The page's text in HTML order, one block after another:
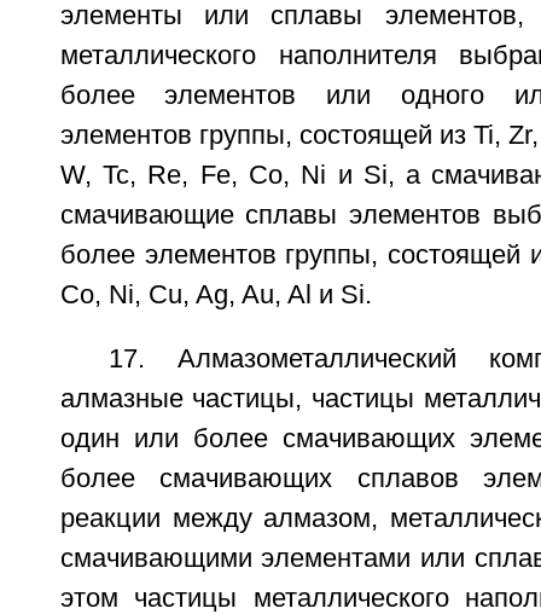
элементы или сплавы
металлического наполнителя
более элементов или одного
элементов группы, состоящей из Ti,
W, Tc, Re, Fe, Co, Ni и Si, а
смачивающие сплавы элементов
более элементов группы, состоящей
Со, Ni, Cu, Ag, Au, Al и Si.
17. Алмазометаллический
алмазные частицы, частицы
один или более смачивающих
более смачивающих сплавов
реакции между алмазом,
смачивающими элементами или
этом частицы металлического